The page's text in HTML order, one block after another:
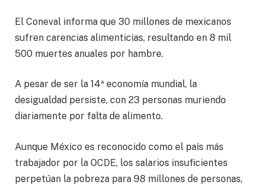
El Coneval informa que 30 millones de mexicanos
sufren carencias alimenticias, resultando en 8 mil
500 muertes anuales por hambre.
A pesar de ser la 14ª economía mundial, la
desigualdad persiste, con 23 personas muriendo
diariamente por falta de alimento.
Aunque México es reconocido como el país más
trabajador por la OCDE, los salarios insuficientes
perpetúan la pobreza para 98 millones de personas,